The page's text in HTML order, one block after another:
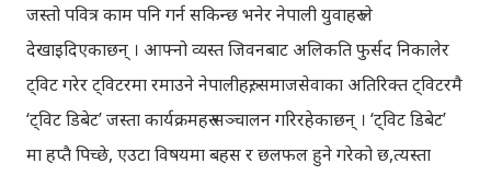
जस्तो पवित्र काम पनि गर्न सकिन्छ भनेर नेपाली युवाहरु ले
देखाइदिएकाछन् । आफ्नो व्यस्त जिवनबाट अलिकति फुर्सद निकालेर
ट्विट गरेर ट्विटरमा रमाउने नेपालीहरु, समाजसेवाका अतिरिक्त ट्विटरमै
‘ट्विट डिबेट’ जस्ता कार्यक्रमहरु सञ्चालन गरिरहेकाछन् । ‘ट्विट डिबेट’
मा हप्तै पिच्छे, एउटा विषयमा बहस र छलफल हुने गरेको छ,त्यस्ता